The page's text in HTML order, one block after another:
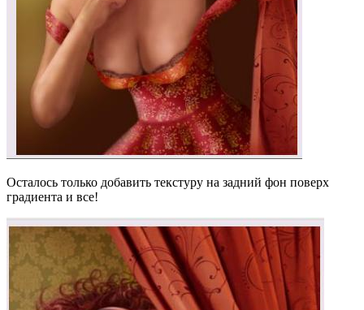
Осталось только добавить текстуру на задний фон поверх
градиента и все!